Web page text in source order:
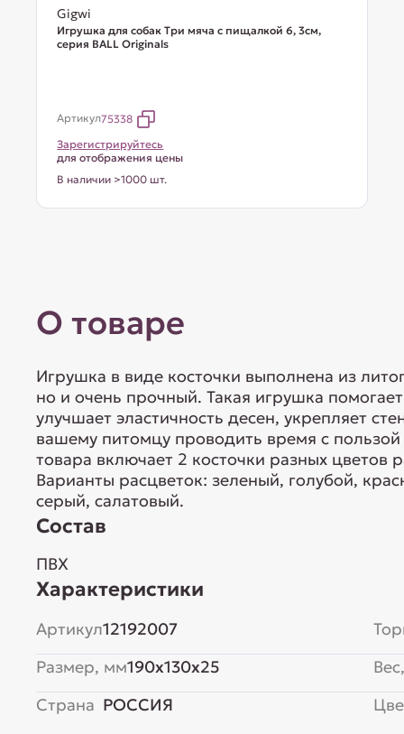
Gigwi
Игрушка для собак Три мяча с пищалкой 6, 3см,
серия BALL Originals
Артикул75338
Зарегистрируйтесь
для отображения цены
В наличии >1000 шт.
О товаре
Игрушка в виде косточки выполнена из
но и очень прочный. Такая игрушка
улучшает эластичность десен, укрепляет
вашему питомцу проводить время с
товара включает 2 косточки разных цветов
Варианты расцветок: зеленый, голубой,
серый, салатовый.
Состав
ПВХ
Характеристики
Артикул12192007
Размер, мм190x130x25
Страна РОССИЯ